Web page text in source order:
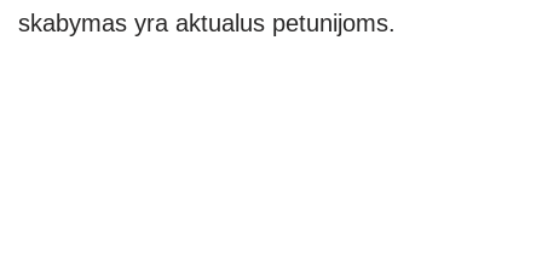
skabymas yra aktualus petunijoms.